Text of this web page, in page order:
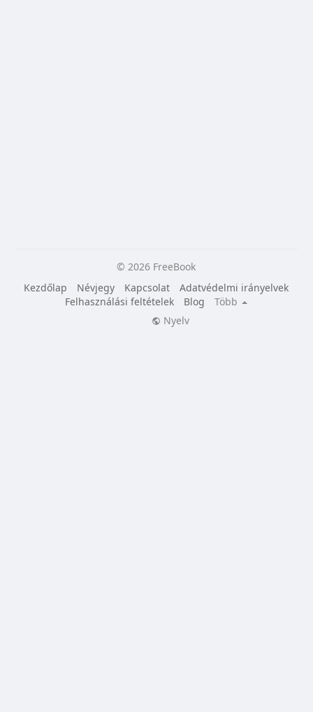
© 2026 FreeBook
Kezdőlap
Névjegy Kapcsolat
Adatvédelmi irányelvek
Felhasználási feltételek
Blog
Több
Nyelv